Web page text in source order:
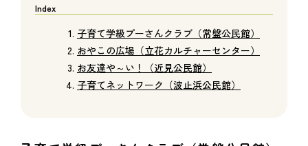
子育て学級プーさんクラブ（常盤公民館）
おやこの広場（立花カルチャーセンター）
お友達や～い！（近見公民館）
子育てネットワーク（波止浜公民館）